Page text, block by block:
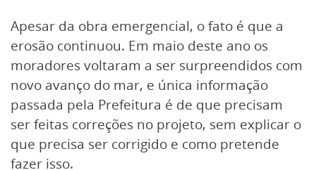
Apesar da obra emergencial, o fato é que a
erosão continuou. Em maio deste ano os
moradores voltaram a ser surpreendidos com
novo avanço do mar, e única informação
passada pela Prefeitura é de que precisam
ser feitas correções no projeto, sem explicar o
que precisa ser corrigido e como pretende
fazer isso.